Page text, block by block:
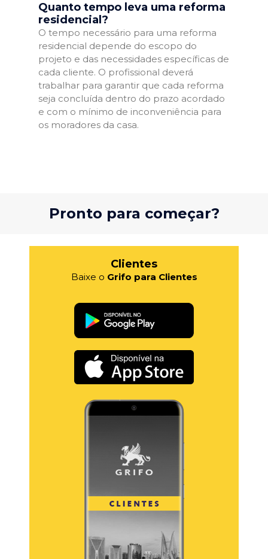
Quanto tempo leva uma reforma
residencial?
O tempo necessário para uma reforma
residencial depende do escopo do
projeto e das necessidades específicas de
cada cliente. O profissional deverá
trabalhar para garantir que cada reforma
seja concluída dentro do prazo acordado
e com o mínimo de inconveniência para
os moradores da casa.
Pronto para começar?
Clientes
Baixe o Grifo para Clientes